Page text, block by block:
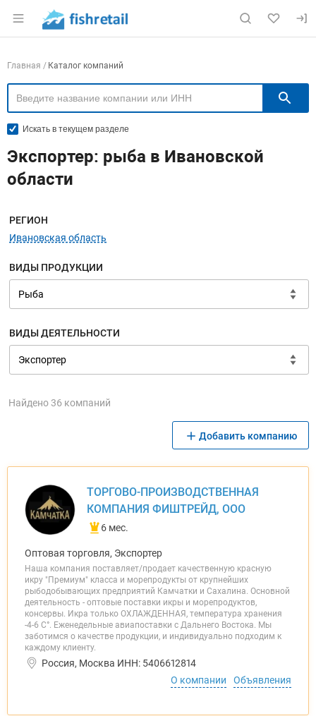
Раздел навигации по сайту fishretail.ru
Навигация по компаниям
Главная Каталог компаний
Искать в текущем разделе
Экспортер: рыба в Ивановской
области
Меню навигации
РЕГИОН
Ивановская область
ВИДЫ ПРОДУКЦИИ
ВИДЫ ДЕЯТЕЛЬНОСТИ
Найдено 36 компаний
Добавить компанию
ТОРГОВО-ПРОИЗВОДСТВЕННАЯ
КОМПАНИЯ ФИШТРЕЙД, ООО
6 мес.
Оптовая торговля, Экспортер
Наша компания поставляет/продает качественную красную
икру "Премиум" класса и морепродукты от крупнейших
рыбодобывающих предприятий Камчатки и Сахалина. Основной
деятельность - оптовые поставки икры и морепродуктов,
консервы. Икра только ОХЛАЖДЕННАЯ, температура хранения
-4-6 С°. Еженедельные авиапоставки с Дальнего Востока. Мы
заботимся о качестве продукции, и индивидуально подходим к
каждому клиенту.
Россия, Москва ИНН: 5406612814
О компании
Объявления